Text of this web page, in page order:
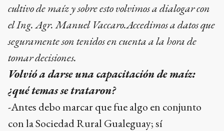
cultivo de maíz y sobre esto volvimos a dialogar con
el Ing. Agr. Manuel Vaccaro.Accedimos a datos que
seguramente son tenidos en cuenta a la hora de
tomar decisiones.
Volvió a darse una capacitación de maíz:
¿qué temas se trataron?
-Antes debo marcar que fue algo en conjunto
con la Sociedad Rural Gualeguay; sí